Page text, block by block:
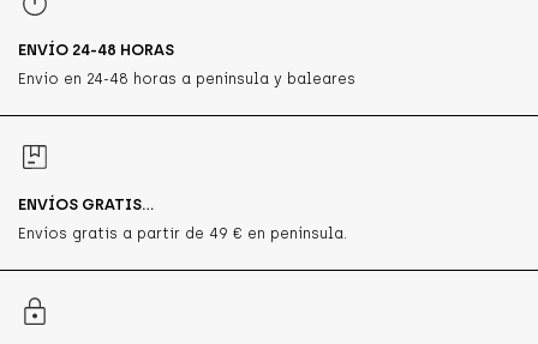
ENVÍO 24-48 HORAS
Envío en 24-48 horas a península y baleares
ENVÍOS GRATIS...
Envíos gratis a partir de 49 € en península.